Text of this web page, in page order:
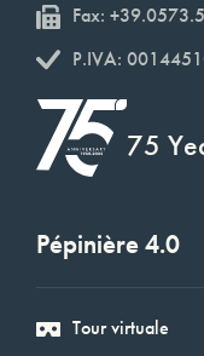
Fax:
P.IVA:
75
Pépinière 4.0
Tour virtuale